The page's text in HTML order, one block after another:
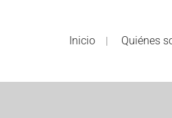
Inicio Quiénes